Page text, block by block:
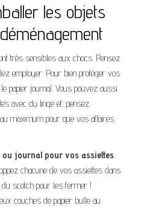
les objets
très sensibles aux chocs. Pensez
employer. Pour bien protéger vos
papier journal. Vous pouvez aussi
avec du linge et, pensez
maximum pour que vos affaires
journal pour vos assiettes
chacune de vos assiettes dans
scotch pour les fermer !
couches de papier bulle au